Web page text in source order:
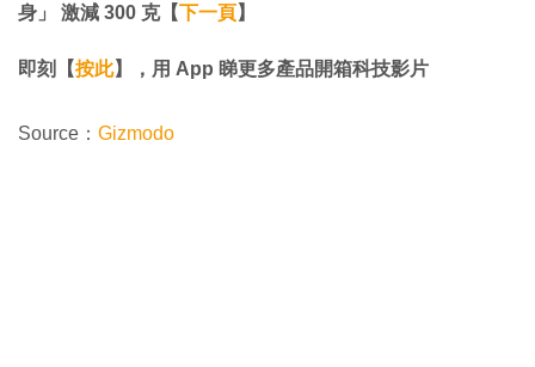
身」 激減 300 克【下一頁】
即刻【按此】，用 App 睇更多產品開箱科技影片
Source： Gizmodo